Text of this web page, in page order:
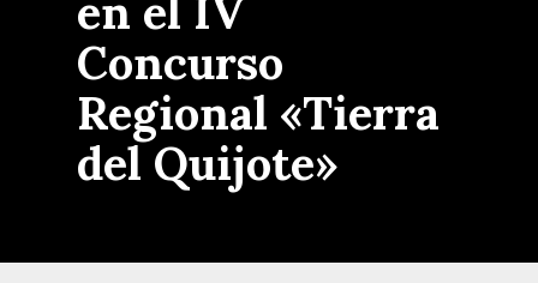
en el IV
Concurso
Regional «Tierra
del Quijote»